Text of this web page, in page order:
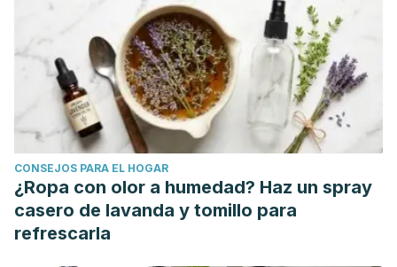
CONSEJOS PARA EL HOGAR
¿Ropa con olor a humedad? Haz un spray
casero de lavanda y tomillo para
refrescarla